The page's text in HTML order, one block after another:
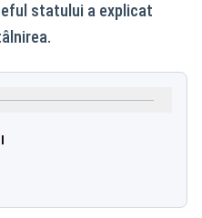
statului a explicat